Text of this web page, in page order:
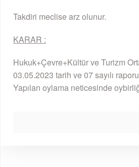
Takdiri meclise arz olunur.
KARAR :
Hukuk+Çevre+Kültür ve Turizm
03.05.2023 tarih ve 07 sayılı
Yapılan oylama neticesinde